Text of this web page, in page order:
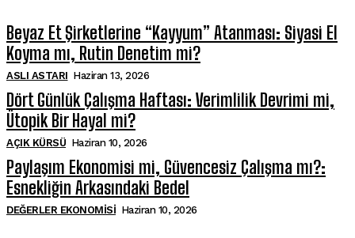
Beyaz Et Şirketlerine “Kayyum” Atanması: Siyasi El
Koyma mı, Rutin Denetim mi?
ASLI ASTARI Haziran 13, 2026
Dört Günlük Çalışma Haftası: Verimlilik Devrimi mi,
Ütopik Bir Hayal mi?
AÇIK KÜRSÜ Haziran 10, 2026
Paylaşım Ekonomisi mi, Güvencesiz Çalışma mı?:
Esnekliğin Arkasındaki Bedel
DEĞERLER EKONOMISI Haziran 10, 2026